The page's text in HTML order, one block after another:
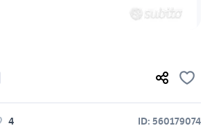
4 ID: 560179074